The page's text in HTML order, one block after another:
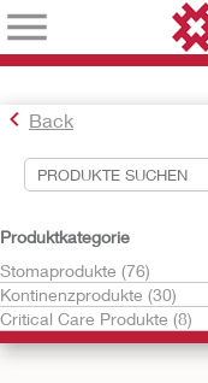
Back
Produktkategorie
Stomaprodukte (76)
Kontinenzprodukte (30)
Critical Care Produkte (8)
Ihre Auswahl:
Treffen Sie links eine
interessieren.